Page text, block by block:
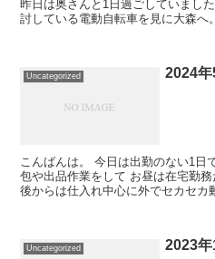
昨日は奥さんと1日過ごしていまし
討している電動自転車を見に大森へ
Uncategorized 2024
こんばんは。 今日は出勤のない1日
包や出品作業をして お昼は在宅勤
後からは仕入れ中心に外でセカセカ
Uncategorized 2023